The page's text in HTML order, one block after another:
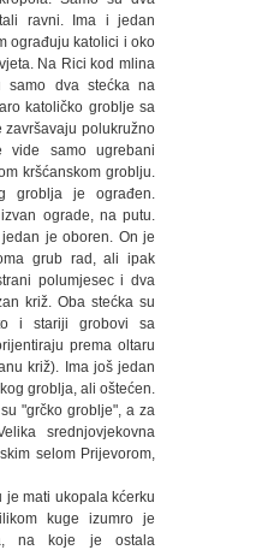
ravni. Ima i jedan
ograđuju katolici i oko
Na Rici kod mlina
dva stećka na
katoličko groblje sa
završavaju polukružno
samo ugrebani
kršćanskom groblju.
groblja je ograđen.
ograde, na putu.
je oboren. On je
grub rad, ali ipak
polumjesec i dva
križ. Oba stećka su
i stariji grobovi sa
prema oltaru
križ). Ima još jedan
groblja, ali oštećen.
"grčko groblje", a za
srednjovjekovna
selom Prijevorom,
je mati ukopala kćerku
kuge izumro je
na koje je ostala